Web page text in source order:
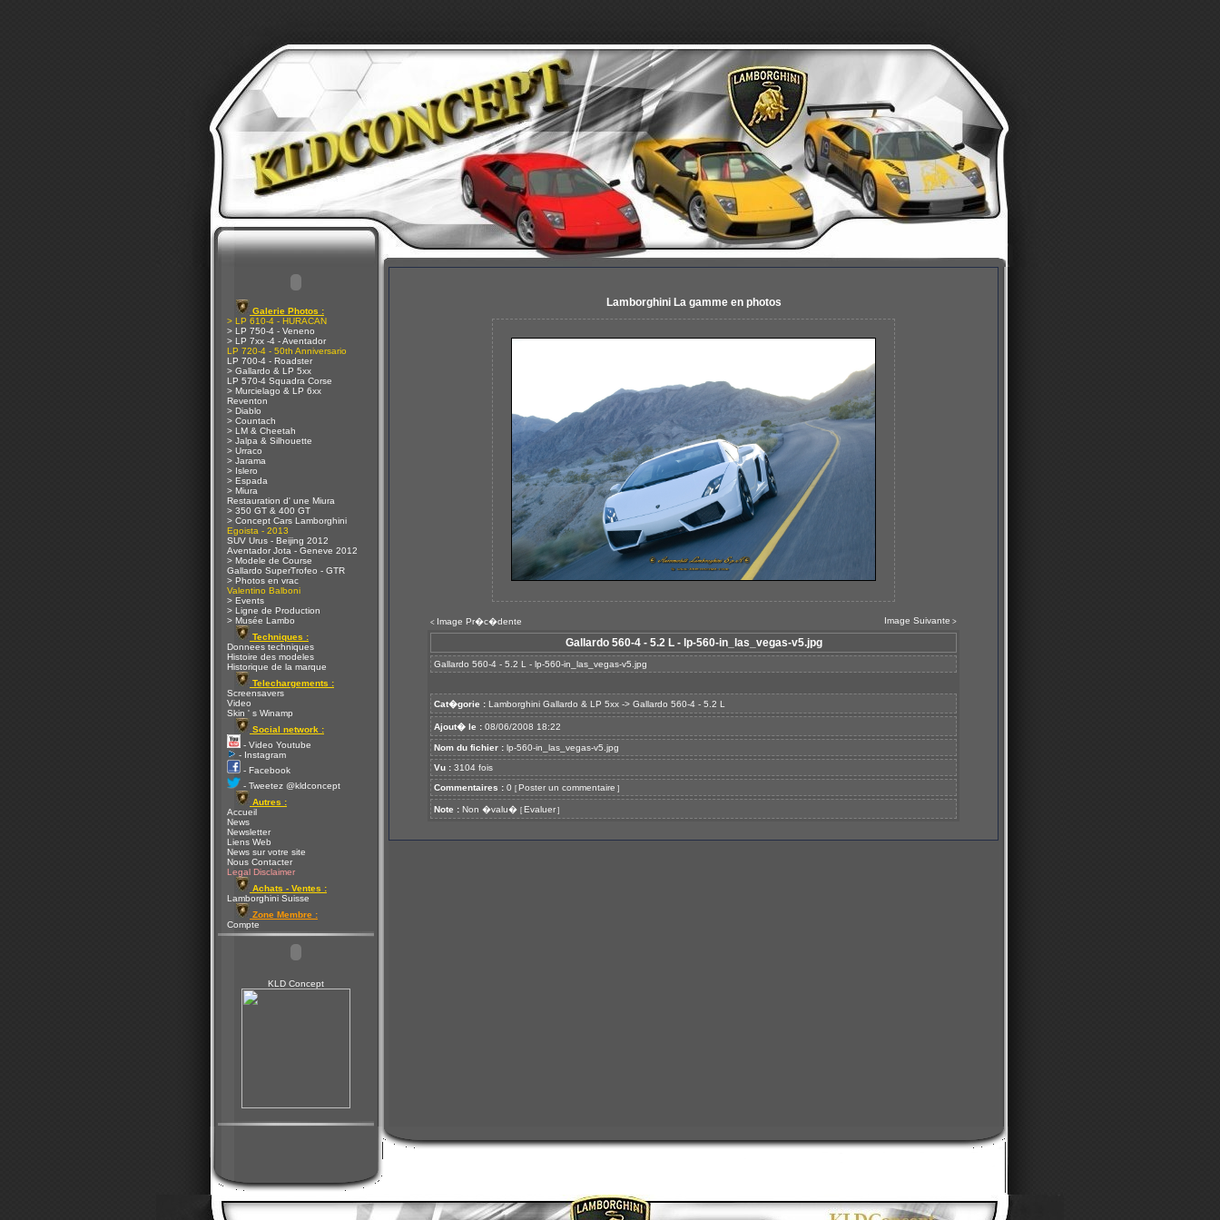
Galerie Photos :
> LP 610-4 - HURACAN
> LP 750-4 - Veneno
> LP 7xx -4 - Aventador
LP 720-4 - 50th Anniversario
LP 700-4 - Roadster
> Gallardo & LP 5xx
LP 570-4 Squadra Corse
> Murcielago & LP 6xx
Reventon
> Diablo
> Countach
> LM & Cheetah
> Jalpa & Silhouette
> Urraco
> Jarama
> Islero
> Espada
> Miura
Restauration d' une Miura
> 350 GT & 400 GT
> Concept Cars Lamborghini
Egoista - 2013
SUV Urus - Beijing 2012
Aventador Jota - Geneve 2012
> Modele de Course
Gallardo SuperTrofeo - GTR
> Photos en vrac
Valentino Balboni
> Events
> Ligne de Production
> Musée Lambo
Techniques :
Donnees techniques
Histoire des modeles
Historique de la marque
Telechargements :
Screensavers
Video
Skin ' s Winamp
Social network :
- Video Youtube
- Instagram
- Facebook
- Tweetez @kldconcept
Autres :
Accueil
News
Newsletter
Liens Web
News sur votre site
Nous Contacter
Legal Disclaimer
Achats - Ventes :
Lamborghini Suisse
Zone Membre :
Compte
KLD Concept
Lamborghini La gamme en photos
< Image Pr�c�dente Image Suivante >
Gallardo 560-4 - 5.2 L - lp-560-in_las_vegas-v5.jpg
Gallardo 560-4 - 5.2 L - lp-560-in_las_vegas-v5.jpg
Cat�gorie : Lamborghini Gallardo & LP 5xx -> Gallardo 560-4 - 5.2 L
Ajout� le : 08/06/2008 18:22
Nom du fichier : lp-560-in_las_vegas-v5.jpg
Vu : 3104 fois
Commentaires : 0 [ Poster un commentaire ]
Note : Non �valu� [ Evaluer ]